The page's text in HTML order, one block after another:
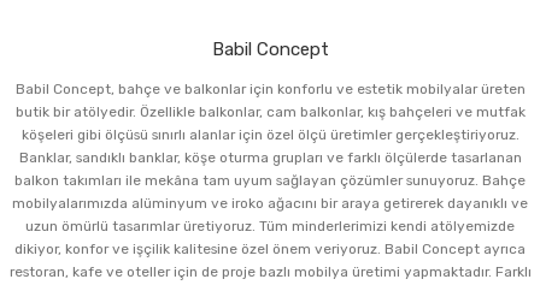
Babil Concept
Babil Concept, bahçe ve balkonlar için konforlu ve estetik mobilyalar üreten
butik bir atölyedir. Özellikle balkonlar, cam balkonlar, kış bahçeleri ve mutfak
köşeleri gibi ölçüsü sınırlı alanlar için özel ölçü üretimler gerçekleştiriyoruz.
Banklar, sandıklı banklar, köşe oturma grupları ve farklı ölçülerde tasarlanan
balkon takımları ile mekâna tam uyum sağlayan çözümler sunuyoruz. Bahçe
mobilyalarımızda alüminyum ve iroko ağacını bir araya getirerek dayanıklı ve
uzun ömürlü tasarımlar üretiyoruz. Tüm minderlerimizi kendi atölyemizde
dikiyor, konfor ve işçilik kalitesine özel önem veriyoruz. Babil Concept ayrıca
restoran, kafe ve oteller için de proje bazlı mobilya üretimi yapmaktadır. Farklı